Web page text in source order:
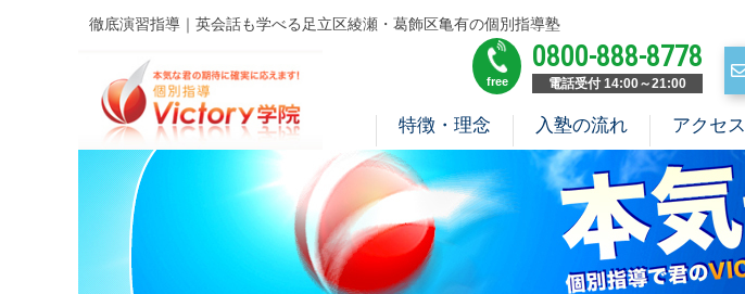
徹底演習指導｜英会話も学べる足立区綾瀬・葛飾区亀有の個別指導塾
free
0800-888-8778
電話受付 14:00～21:00
特徴・理念 入塾の流れ アクセス